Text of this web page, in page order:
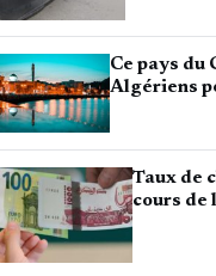
Ce pays du
Algériens
Taux de
cours de